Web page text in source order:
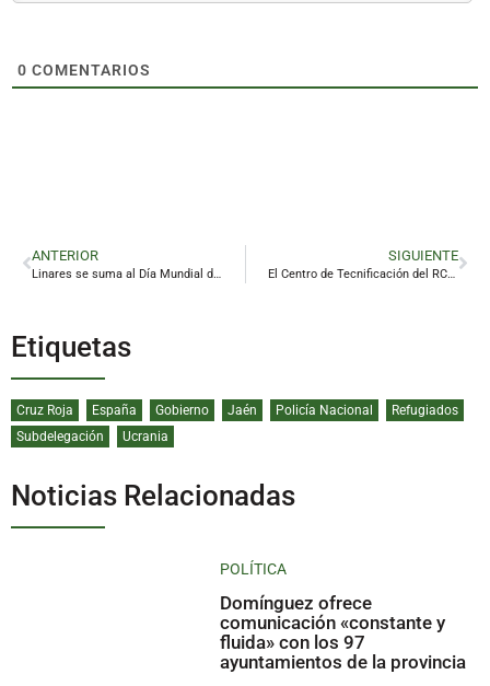
0 COMENTARIOS
ANTERIOR
Linares se suma al Día Mundial del Párkinson
SIGUIENTE
El Centro de Tecnificación del RCTM Linares entra en la élite nacional
Etiquetas
Cruz Roja España Gobierno Jaén Policía Nacional
Refugiados
Subdelegación
Ucrania
Noticias Relacionadas
POLÍTICA
Domínguez ofrece
comunicación «constante y
fluida» con los 97
ayuntamientos de la provincia